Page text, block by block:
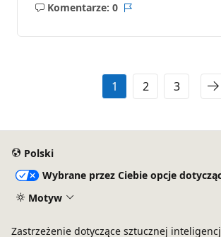
Komentarze: 0
Brak
1 2 3
Polski
Wybrane przez Ciebie opcje
Motyw
Zastrzeżenie dotyczące sztucznej